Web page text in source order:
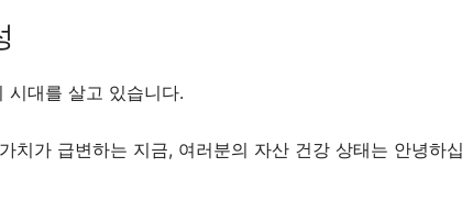
시대를 살고 있습니다.
치가 급변하는 지금, 여러분의 자산 건강 상태는 안녕하십